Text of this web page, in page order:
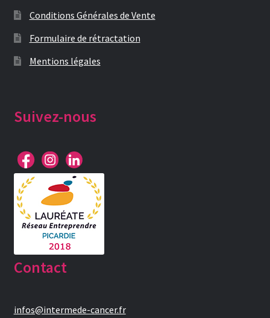
Conditions Générales de Vente
Formulaire de rétractation
Mentions légales
Suivez-nous
Contact
infos@intermede-cancer.fr